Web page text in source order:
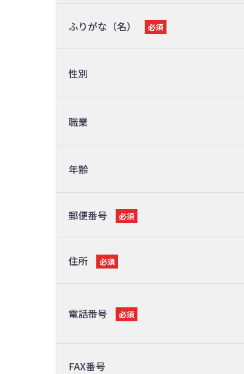
ふりがな（名） 必須
性別
職業
年齢
郵便番号 必須
住所 必須
電話番号 必須
FAX番号